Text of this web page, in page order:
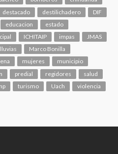
destacado destilichadero
DIF
educacion
estado
ICHITAIP impas
JMAS
lluvias
Marco Bonilla
mujeres
municipio
predial regidores
salud
turismo Uach violencia